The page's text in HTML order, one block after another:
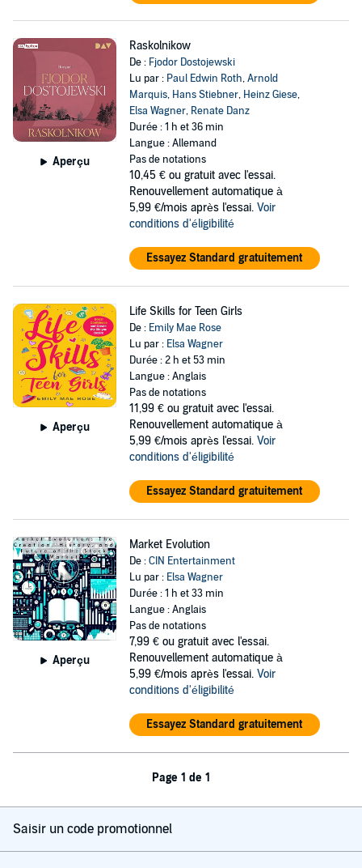
Aperçu
Raskolnikow
De : Fjodor Dostojewski
Lu par : Paul Edwin Roth,Arnold
Marquis, Hans Stiebner, Heinz Giese,
Elsa Wagner, Renate Danz
Durée : 1 h et 36 min
Langue : Allemand
Pas de notations
10,45 € ou gratuit avec l'essai.
Renouvellement automatique à
5,99 €/mois après l'essai. Voir
conditions d'éligibilité
Essayez Standard gratuitement
Aperçu
Life Skills for Teen Girls
De : Emily Mae Rose
Lu par : Elsa Wagner
Durée : 2 h et 53 min
Langue : Anglais
Pas de notations
11,99 € ou gratuit avec l'essai.
Renouvellement automatique à
5,99 €/mois après l'essai. Voir
conditions d'éligibilité
Essayez Standard gratuitement
Aperçu
Market Evolution
De :CIN Entertainment
Lu par : Elsa Wagner
Durée : 1 h et 33 min
Langue : Anglais
Pas de notations
7,99 € ou gratuit avec l'essai.
Renouvellement automatique à
5,99 €/mois après l'essai. Voir
conditions d'éligibilité
Essayez Standard gratuitement
Page 1 de 1
Saisir un code promotionnel